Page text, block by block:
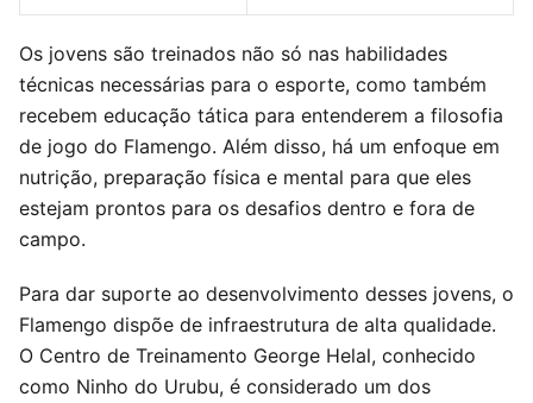
Os jovens são treinados não só nas habilidades
técnicas necessárias para o esporte, como também
recebem educação tática para entenderem a filosofia
de jogo do Flamengo. Além disso, há um enfoque em
nutrição, preparação física e mental para que eles
estejam prontos para os desafios dentro e fora de
campo.
Para dar suporte ao desenvolvimento desses jovens, o
Flamengo dispõe de infraestrutura de alta qualidade.
O Centro de Treinamento George Helal, conhecido
como Ninho do Urubu, é considerado um dos